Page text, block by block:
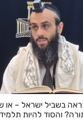
בשביל ישראל – או
והסוד להיות